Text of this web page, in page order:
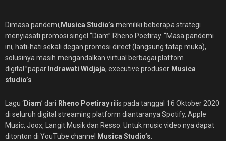
Dimasa pandemi, Musica Studio’s memiliki beberapa strategi
menyiasati promosi singel “Diam” Rheno Poetiray. “Masa pandemi
ini, hati-hati sekali degan promosi direct (langsung tatap muka),
solusinya masih mengandalkan virtual berbagai platfom
digital.”papar Indrawati Widjaja, executive produser Musica
studio’s
Lagu ‘Diam’ dari Rheno Poetirayrilis pada tanggal 16 Oktober 2020
di seluruh digital streaming platform diantaranya Spotify, Apple
Music, Joox, Langit Musik dan Resso. Untuk music video nya dapat
ditonton di YouTube channel
Musica Studio’s